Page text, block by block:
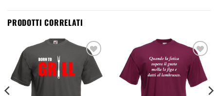
PRODOTTI CORRELATI
Aggiungi
lista dei
desideri
Aggiungi
lista dei
desideri